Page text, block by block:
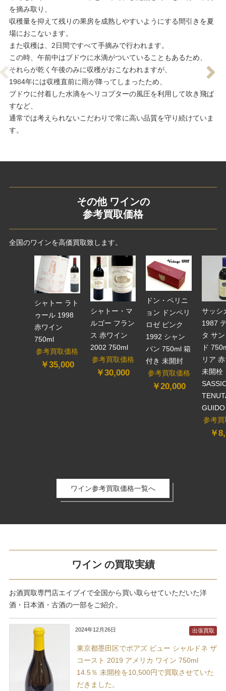
を摘み取り、
収穫量を抑えて残りの果房を成熟しやすいようにする間引きを夏
場におこないます。
また収穫は、2日間ですべて手摘みで行われます。
この時、午前中はブドウに水滴がついていることもあるため、
それらが乾く 午後のみに収穫がおこなわれますが、
1984年には収穫直前に雨が降ってしまったため、
ブドウに付着した水滴をヘリコプターの風圧を利用して吹き飛ば
すなど、
通常では考えられないこだわりで常に高い品質を守り続けていま
す。
その他 ワインの
参考買取価格
全国のワインを高価買取致します。
シャトー ラト
ゥール 1998
赤ワイン
750ml
参考買取価格
￥35,000
シャトー・マ
ルゴー フラン
ス 赤ワイン
2002 750ml
参考買取価格
￥30,000
ドン・ペリニ
ョン ドンペリ
ロゼ ピンク
1992 シャン
パン 750ml 箱
付き 未開封
参考買取価格
￥20,000
サッシ
1987
タ サ
ド
リア
未開栓
GUIDO
参考
￥
ワイン参考買取価格一覧へ
ワイン の買取実績
お酒買取専門店エイブイで全国から買い取らせていただいた洋
酒・日本酒・古酒の一部をご紹介。
2024年12月26日
東京都墨田区でボアズ ビュー シャルドネ ザ
コースト 2019 アメリカ ワイン 750ml
14.5％ 未開栓を10,500円で買取させていた
だきました。
出張買取